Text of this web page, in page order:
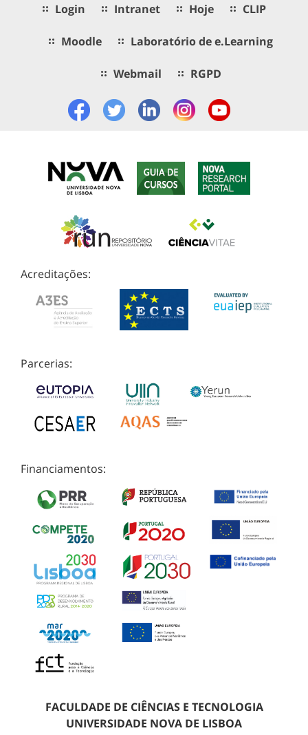
Login Intranet Hoje CLIP
Moodle Laboratório de e.Learning
Webmail RGPD
Acreditações:
Parcerias:
Financiamentos:
FACULDADE DE CIÊNCIAS E TECNOLOGIA
UNIVERSIDADE NOVA DE LISBOA